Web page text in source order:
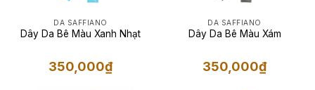
DA SAFFIANO
Dây Da Bê Màu Xanh Nhạt
350,000₫
DA SAFFIANO
Dây Da Bê Màu Xám
350,000₫